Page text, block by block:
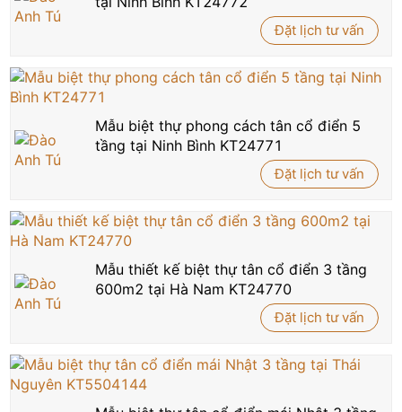
Đặt lịch tư vấn
Mẫu biệt thự phong cách tân cổ điển 5
tầng tại Ninh Bình KT24771
Đặt lịch tư vấn
Mẫu thiết kế biệt thự tân cổ điển 3 tầng
600m2 tại Hà Nam KT24770
Đặt lịch tư vấn